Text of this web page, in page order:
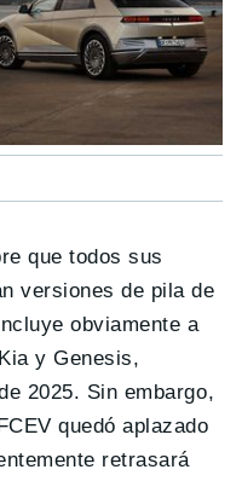
que todos sus
versiones de pila de
obviamente a
y Genesis,
2025. Sin embargo,
quedó aplazado
retrasará